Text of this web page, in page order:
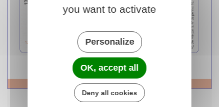
Décrypter le permis de conduire
you want to activate
Personalize
OK, accept all
Deny all cookies